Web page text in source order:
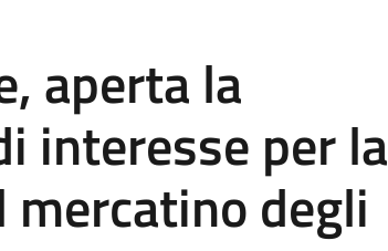
aperta la
interesse per la
degli